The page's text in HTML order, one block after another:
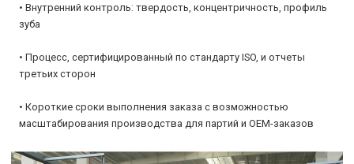
• Внутренний контроль: твердость, концентричность, профиль
зуба
• Процесс, сертифицированный по стандарту ISO, и отчеты
третьих сторон
• Короткие сроки выполнения заказа с возможностью
масштабирования производства для партий и OEM-заказов